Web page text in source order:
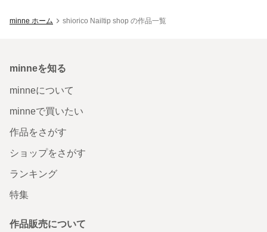
minne ホーム shiorico Nailtip shop の作品一覧
minneを知る
minneについて
minneで買いたい
作品をさがす
ショップをさがす
ランキング
特集
作品販売について